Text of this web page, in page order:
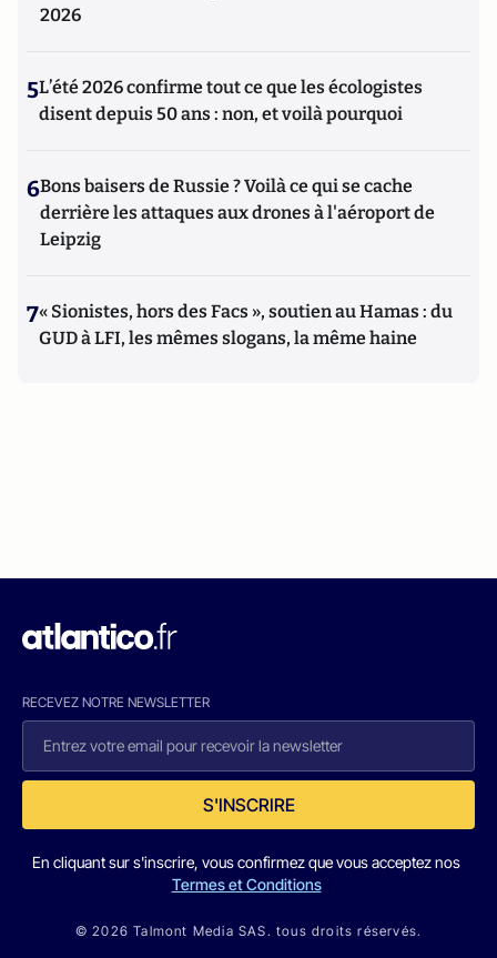
2026
5L’été 2026 confirme tout ce que les écologistes
disent depuis 50 ans : non, et voilà pourquoi
6Bons baisers de Russie ? Voilà ce qui se cache
derrière les attaques aux drones à l'aéroport de
Leipzig
7« Sionistes, hors des Facs », soutien au Hamas : du
GUD à LFI, les mêmes slogans, la même haine
RECEVEZ NOTRE NEWSLETTER
S'INSCRIRE
En cliquant sur s'inscrire, vous confirmez que vous acceptez nos
Termes et Conditions
© 2026 Talmont Media SAS. tous droits réservés.